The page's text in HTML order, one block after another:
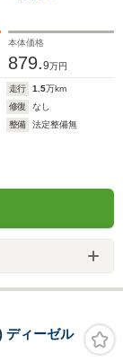
本体価格
879.9万円
走行 1.5万km
修復
なし
整備
法定整備無
ディーゼル